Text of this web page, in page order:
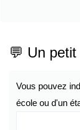
💬 Un
Vous pouvez
école ou d'un